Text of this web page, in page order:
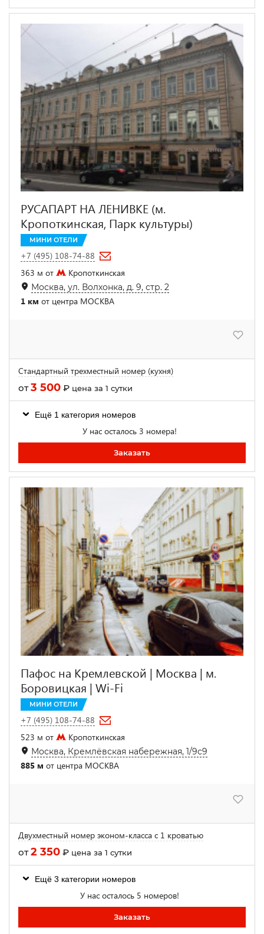
РУСАПАРТ НА ЛЕНИВКЕ (м.
Кропоткинская, Парк культуры)
МИНИ ОТЕЛИ
+7 (495) 108-74-88
363 м от
Кропоткинская
Москва, ул. Волхонка, д. 9, стр. 2
1 км от центра МОСКВА
Стандартный трехместный номер (кухня)
от3 500 ₽ цена за 1 сутки
Ещё 1 категория номеров
У нас осталось 3 номера!
Заказать
Пафос на Кремлевской | Москва | м.
Боровицкая | Wi-Fi
МИНИ ОТЕЛИ
+7 (495) 108-74-88
523 м от
Кропоткинская
Москва, Кремлёвская набережная, 1/9с9
885 м от центра МОСКВА
Двухместный номер эконом-класса с 1 кроватью
от2 350 ₽ цена за 1 сутки
Ещё 3 категории номеров
У нас осталось 5 номеров!
Заказать